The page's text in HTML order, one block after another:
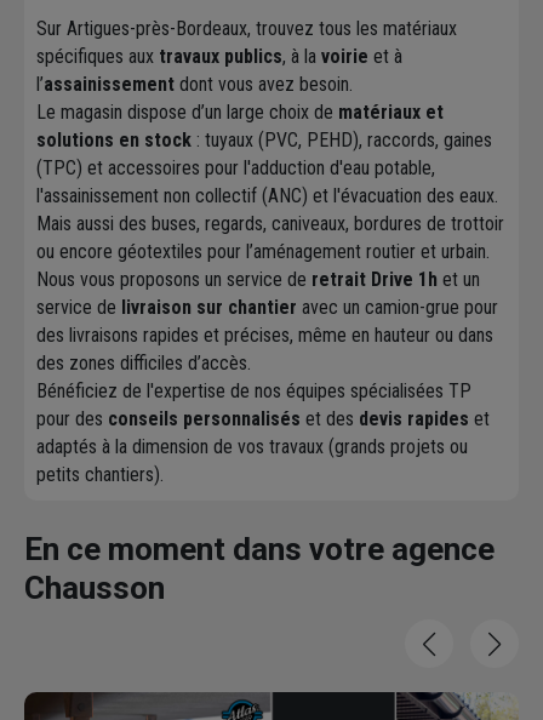
Sur Artigues-près-Bordeaux, trouvez tous les matériaux
spécifiques aux travaux publics, à la voirie et à
l’assainissement dont vous avez besoin.
Le magasin dispose d’un large choix de matériaux et
solutions en stock : tuyaux (PVC, PEHD), raccords, gaines
(TPC) et accessoires pour l'adduction d'eau potable,
l'assainissement non collectif (ANC) et l'évacuation des eaux.
Mais aussi des buses, regards, caniveaux, bordures de trottoir
ou encore géotextiles pour l’aménagement routier et urbain.
Nous vous proposons un service de retrait Drive 1h et un
service de livraison sur chantier avec un camion-grue pour
des livraisons rapides et précises, même en hauteur ou dans
des zones difficiles d’accès.
Bénéficiez de l'expertise de nos équipes spécialisées TP
pour des conseils personnalisés et des devis rapides et
adaptés à la dimension de vos travaux (grands projets ou
petits chantiers).
En ce moment dans votre agence
Chausson